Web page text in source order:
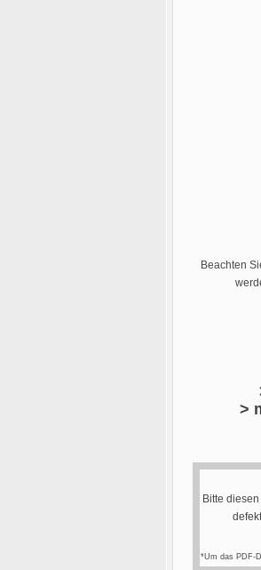
Beachten
>
Bitte
*Um das PDF-